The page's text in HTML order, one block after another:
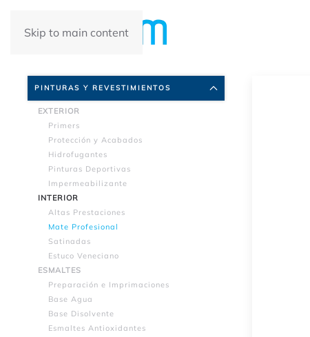
Skip to main content
PINTURAS Y REVESTIMIENTOS
EXTERIOR
Primers
Protección y Acabados
Hidrofugantes
Pinturas Deportivas
Impermeabilizante
INTERIOR
Altas Prestaciones
Mate Profesional
Satinadas
Estuco Veneciano
ESMALTES
Preparación e Imprimaciones
Base Agua
Base Disolvente
Esmaltes Antioxidantes